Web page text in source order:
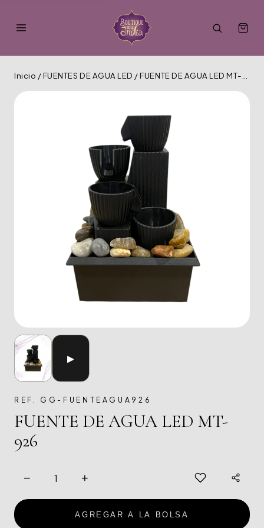
Inicio /FUENTES DE AGUA LED /FUENTE DE AGUA LED MT-926
▶
REF. GG-FUENTEAGUA926
FUENTE DE AGUA LED MT-
926
− +
AGREGAR A LA BOLSA